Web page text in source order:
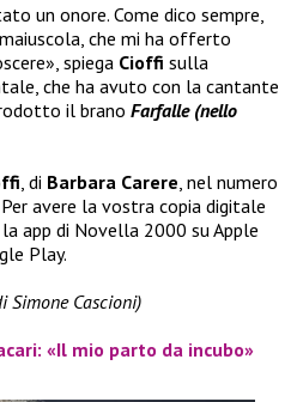
un onore. Come dico sempre,
che mi ha offerto
spiega Cioffi sulla
che ha avuto con la cantante
il brano Farfalle (nello
, di Barbara Carere , nel numero
avere la vostra copia digitale
la app di Novella 2000 su Apple
Play.
Simone Cascioni)
«Il mio parto da incubo»